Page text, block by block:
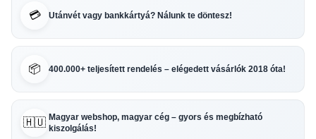
💳 Utánvét vagy bankkártyá? Nálunk te döntesz!
📦 400.000+ teljesített rendelés – elégedett vásárlók 2018 óta!
🇭🇺 Magyar webshop, magyar cég – gyors és megbízható
kiszolgálás!